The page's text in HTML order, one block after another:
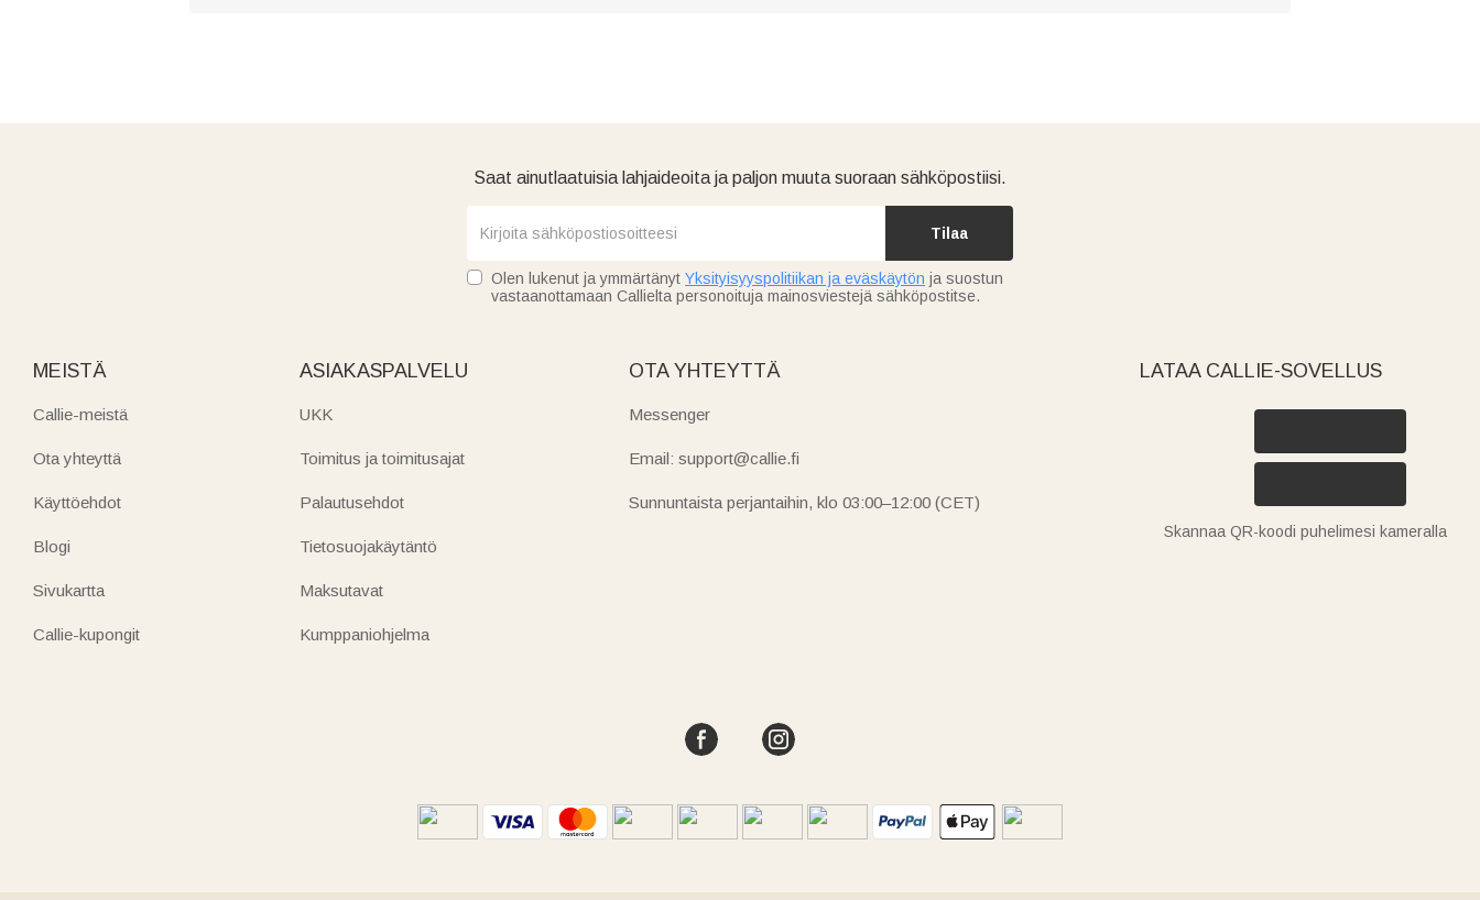
Saat ainutlaatuisia lahjaideoita ja paljon muuta suoraan sähköpostiisi.
Tilaa
Olen lukenut ja ymmärtänyt Yksityisyyspolitiikan ja eväskäytön ja suostun
vastaanottamaan Callielta personoituja mainosviestejä sähköpostitse.
MEISTÄ
Callie-meistä
Ota yhteyttä
Käyttöehdot
Blogi
Sivukartta
Callie-kupongit
ASIAKASPALVELU
UKK
Toimitus ja toimitusajat
Palautusehdot
Tietosuojakäytäntö
Maksutavat
Kumppaniohjelma
OTA YHTEYTTÄ
Messenger
Email: support@callie.fi
Sunnuntaista perjantaihin, klo 03:00–12:00 (CET)
LATAA CALLIE-SOVELLUS
Skannaa QR-koodi puhelimesi kameralla